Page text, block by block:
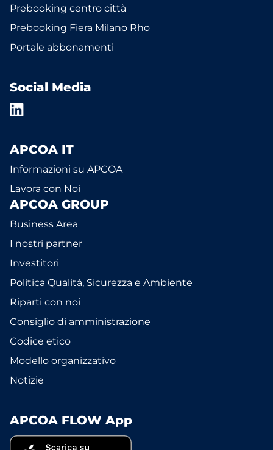
Prebooking centro città
Prebooking Fiera Milano Rho
Portale abbonamenti
Social Media
APCOA IT
Informazioni su APCOA
Lavora con Noi
APCOA GROUP
Business Area
I nostri partner
Investitori
Politica Qualità, Sicurezza e Ambiente
Riparti con noi
Consiglio di amministrazione
Codice etico
Modello organizzativo
Notizie
APCOA FLOW App